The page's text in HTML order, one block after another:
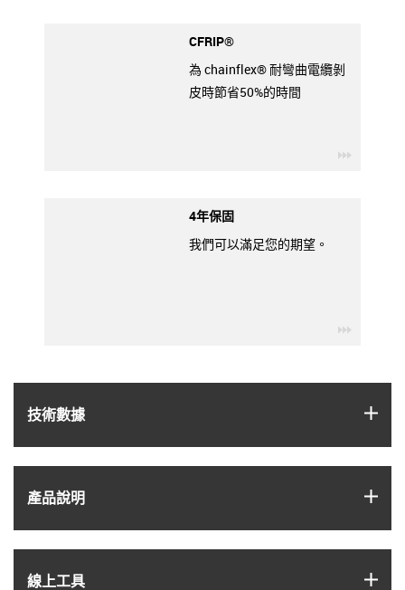
技術數據
產品說明
線上工具
CFRIP®
為 chainflex® 耐彎曲電纜剝
皮時節省50%的時間
4年保固
我們可以滿足您的期望。